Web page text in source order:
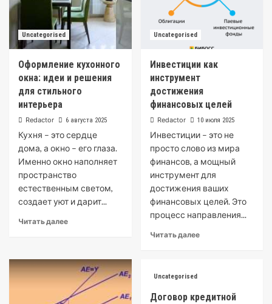
Uncategorised
Оформление кухонного
окна: идеи и решения
для стильного
интерьера
Redactor 6 августа 2025
Кухня – это сердце
дома, а окно – его глаза.
Именно окно наполняет
пространство
естественным светом,
создает уют и дарит...
Читать далее
Uncategorised
Инвестиции как
инструмент
достижения
финансовых целей
Redactor 10 июля 2025
Инвестиции – это не
просто слово из мира
финансов, а мощный
инструмент для
достижения ваших
финансовых целей. Это
процесс направления...
Читать далее
Uncategorised
Договор кредитной